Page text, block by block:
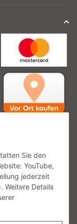
Sie den
YouTube,
jederzeit
Weitere Details